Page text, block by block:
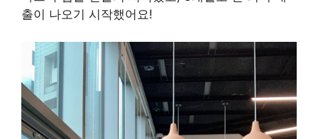
출이 나오기 시작했어요!